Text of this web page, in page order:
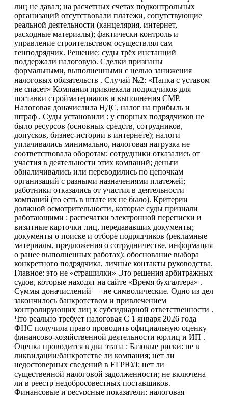
лиц не давал; на расчетных счетах подконтрольных
организаций отсутствовали платежи, сопутствующие
реальной деятельности (канцелярия, интернет,
расходные материалы); фактически контроль и
управление строительством осуществлял сам
генподрядчик. Решение: суды трёх инстанций
поддержали налоговую. Сделки признаны
формальными, выполненными с целью занижения
налоговых обязательств . Случай №2: «Папка с уставом
не спасет» Компания привлекала подрядчиков для
поставки стройматериалов и выполнения СМР.
Налоговая доначислила НДС, налог на прибыль и
штраф . Суды установили : у спорных подрядчиков не
было ресурсов (основных средств, сотрудников,
допусков, бизнес-истории в интернете); налоги
уплачивались минимально, налоговая нагрузка не
соответствовала оборотам; сотрудники отказались от
участия в деятельности этих компаний; деньги
обналичивались или переводились по цепочкам
организаций с разными назначениями платежей;
работники отказались от участия в деятельности
компаний (то есть в штате их не было). Критерии
должной осмотрительности, которые суды признали
работающими : распечатки электронной переписки и
визитные карточки лиц, передававших документы;
документы о поиске и отборе подрядчиков (рекламные
материалы, предложения о сотрудничестве, информация
о ранее выполненных работах); обоснование выбора
конкретного подрядчика, личные контакты руководства.
Главное: это не «страшилки» Это решения арбитражных
судов, которые находят на сайте «Время бухгалтера» .
Суммы доначислений — не символические. Одно из дел
закончилось банкротством и привлечением
контролирующих лиц к субсидиарной ответственности .
Что реально требует налоговая С 1 января 2026 года
ФНС получила право проводить официальную оценку
финансово-хозяйственной деятельности юрлиц и ИП .
Оценка проводится в два этапа : Базовые риски: не в
ликвидации/банкротстве ли компания; нет ли
недостоверных сведений в ЕГРЮЛ; нет ли
существенной налоговой задолженности; не включена
ли в реестр недобросовестных поставщиков.
Финансовые и ресурсные показатели: налоговая